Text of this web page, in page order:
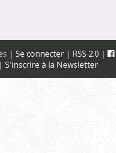
| Se connecter| RSS 2.0 |
| S'inscrire à la Newsletter